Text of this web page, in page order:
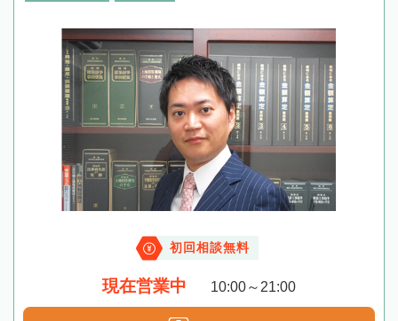
初回相談無料
現在営業中 10:00～21:00